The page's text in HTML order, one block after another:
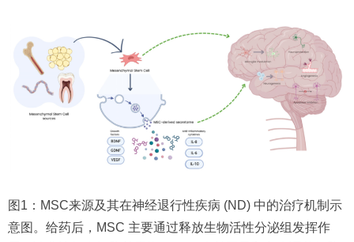
图1：MSC来源及其在神经退行性疾病 (ND) 中的治疗机制示
意图。给药后，MSC 主要通过释放生物活性分泌组发挥作